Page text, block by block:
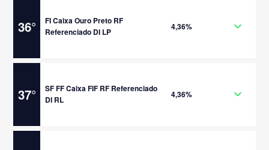
36°
FI Caixa Ouro Preto RF
Referenciado DI LP
4,36%
37°
SF FF Caixa FIF RF Referenciado
DI RL
4,36%